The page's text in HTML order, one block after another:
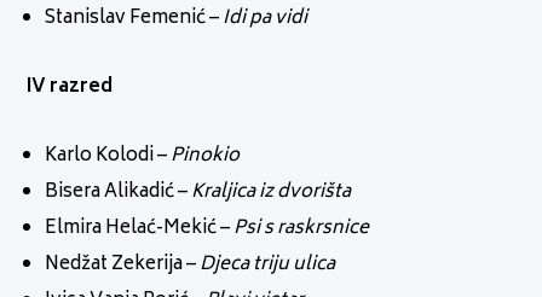
Stanislav Femenić –Idi pa vidi
IV razred
Karlo Kolodi –Pinokio
Bisera Alikadić –Kraljica iz dvorišta
Elmira Helać-Mekić –Psi s raskrsnice
Nedžat Zekerija –Djeca triju ulica